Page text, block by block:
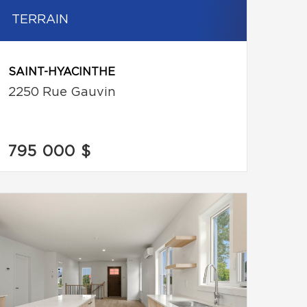
TERRAIN
SAINT-HYACINTHE
2250 Rue Gauvin
795 000 $